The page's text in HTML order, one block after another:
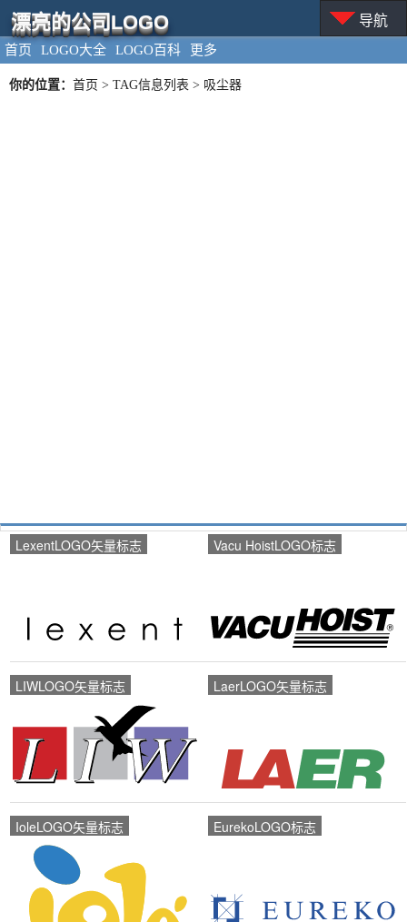
首页 LOGO大全 LOGO百科 更多
漂亮的公司LOGO 导航
你的位置： 首页 > TAG信息列表 > 吸尘器
LexentLOGO矢量标志 Vacu HoistLOGO标志
LIWLOGO矢量标志 LaerLOGO矢量标志
IoleLOGO矢量标志 EurekoLOGO标志